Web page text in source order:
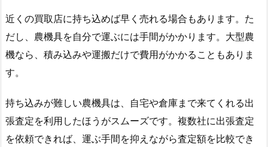
近くの買取店に持ち込めば早く売れる場合もあります。た
だし、農機具を自分で運ぶには手間がかかります。大型農
機なら、積み込みや運搬だけで費用がかかることもありま
す。
持ち込みが難しい農機具は、自宅や倉庫まで来てくれる出
張査定を利用したほうがスムーズです。複数社に出張査定
を依頼できれば、運ぶ手間を抑えながら査定額を比較でき